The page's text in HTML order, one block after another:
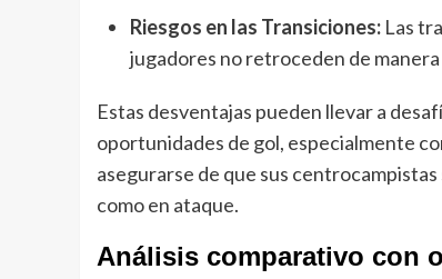
Riesgos en las Transiciones: Las
jugadores no retroceden de
Estas desventajas pueden llevar a
oportunidades de gol, especialmente
asegurarse de que sus
como en ataque.
Análisis comparativo con